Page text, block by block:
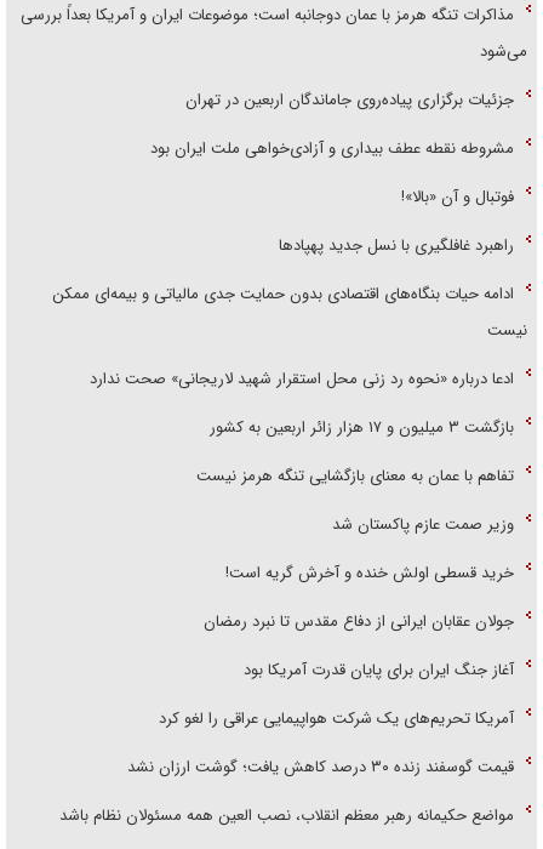
مذاکرات تنگه هرمز با عمان دوجانبه است؛ موضوعات ایران و آمریکا بعداً بررسی
می‌شود
جزئیات برگزاری پیاده‌روی جاماندگان اربعین در تهران
مشروطه نقطه عطف بیداری و آزادی‌خواهی ملت ایران بود
فوتبال و آن «بالا»!
راهبرد غافلگیری با نسل جدید پهپاد‌ها
ادامه حیات بنگاه‌های اقتصادی بدون حمایت جدی مالیاتی و بیمه‌ای ممکن
نیست
ادعا درباره «نحوه رد زنی محل استقرار شهید لاریجانی» صحت ندارد
بازگشت ۳ میلیون و ۱۷ هزار زائر اربعین به کشور
تفاهم با عمان به معنای بازگشایی تنگه هرمز نیست
وزیر صمت عازم پاکستان شد
خرید قسطی اولش خنده و آخرش گریه است!
جولان عقابان ایرانی از دفاع مقدس تا نبرد رمضان
آغاز جنگ ایران برای پایان قدرت آمریکا بود
آمریکا تحریم‌های یک شرکت هواپیمایی عراقی را لغو کرد
قیمت گوسفند زنده ۳۰ درصد کاهش یافت؛ گوشت ارزان نشد
مواضع حکیمانه رهبر معظم انقلاب، نصب العین همه مسئولان نظام باشد